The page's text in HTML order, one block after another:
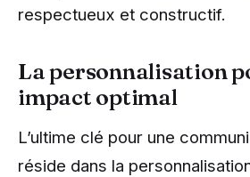
respectueux et constructif.
La personnalisation
impact optimal
L’ultime clé pour une
réside dans la